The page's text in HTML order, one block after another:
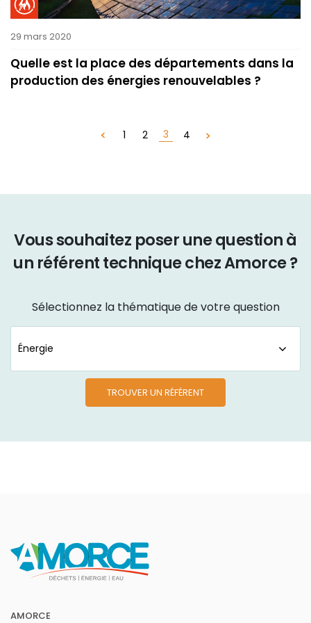
29 mars 2020
Quelle est la place des départements dans la
production des énergies renouvelables ?
1 2 3 4
Vous souhaitez poser une question à
un référent technique chez Amorce ?
Sélectionnez la thématique de votre question
TROUVER UN RÉFÉRENT
AMORCE